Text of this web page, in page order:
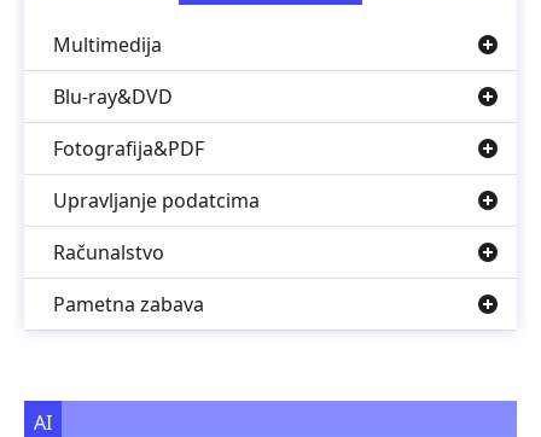
Multimedija
Blu-ray&DVD
Fotografija&PDF
Upravljanje podatcima
Računalstvo
Pametna zabava
AI